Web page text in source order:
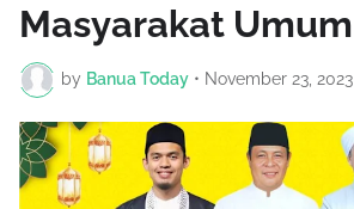
Masyarakat Umum
by Banua Today • November 23, 2023